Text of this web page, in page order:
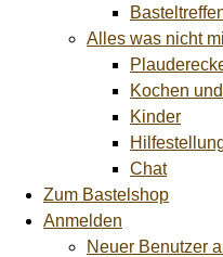
Alles was nicht
Kochen
Kinder
Chat
Zum Bastelshop
Anmelden
Neuer Benutzer